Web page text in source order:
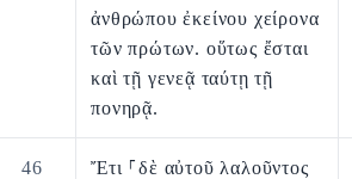
ἀνθρώπου ἐκείνου χείρονα
τῶν πρώτων. οὕτως ἔσται
καὶ τῇ γενεᾷ ταύτῃ τῇ
πονηρᾷ.
46
Ἔτι ⸀δὲ αὐτοῦ λαλοῦντος